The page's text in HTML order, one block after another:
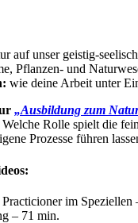
auf unser geistig-
Pflanzen- und
wie deine Arbeit unter
„Ausbildung zum
Rolle spielt die
Prozesse führen
im Speziellen
– 71 min.